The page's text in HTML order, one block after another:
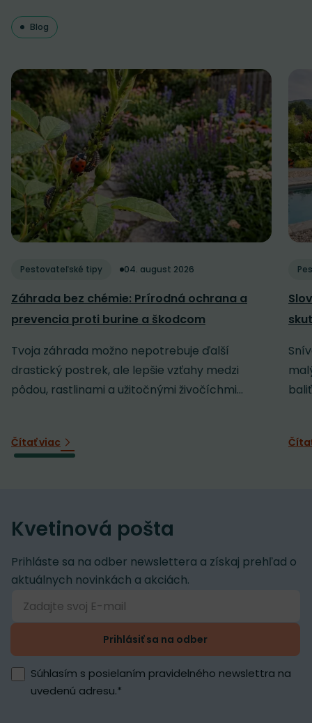
Blog
Pestovateľské tipy 04. august 2026
Záhrada bez chémie: Prírodná ochrana a
prevencia proti burine a škodcom
Tvoja záhrada možno nepotrebuje ďalší
drastický postrek, ale lepšie vzťahy medzi
pôdou, rastlinami a užitočnými živočíchmi...
Čítať viac
Kvetinová pošta
Prihláste sa na odber newslettera a získaj prehľad o
aktuálnych novinkách a akciách.
Prihlásiť sa na odber
Súhlasím s posielaním pravidelného newslettra na
uvedenú adresu.*